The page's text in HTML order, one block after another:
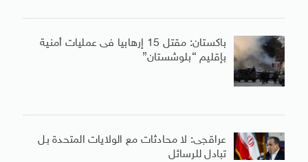
باكستان: مقتل 15 إرهابيا فى عمليات أمنية
بإقليم “بلوشستان”
عراقجى: لا محادثات مع الولايات المتحدة بل
تبادل للرسائل